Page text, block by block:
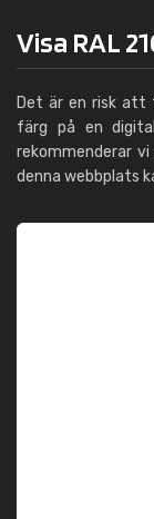
Visa RAL
Det är en risk att
färg på en
rekommenderar
denna webbplats